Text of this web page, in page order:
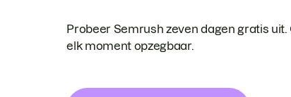
Probeer Semrush zeven dagen gratis uit.
elk moment opzegbaar.